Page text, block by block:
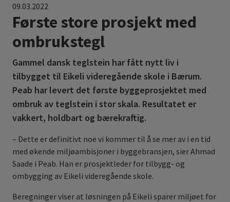
09.03.2022
Første store prosjekt med
ombrukstegl
Gammel dansk teglstein har fått nytt liv i
tilbygget til Eikeli videregående skole i Bærum.
Peab har levert det første byggeprosjektet med
ombruk av teglstein i stor skala. Resultatet er
vakkert, holdbart og bærekraftig.
– Dette er definitivt noe vi kommer til å se mer av i en tid
med økende miljøambisjoner i byggebransjen, sier Ahmad
Saade i Peab. Han er prosjektleder for tilbygg- og
ombygging av Eikeli videregående skole.
Beregninger viser at løsningen på Eikeli sparer miljøet for